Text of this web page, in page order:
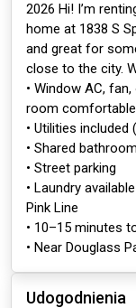
2026 Hi! I’m
home at 1838 S
and great for
close to the city.
• Window AC,
room comfortable
• Utilities included
• Shared bathroom
• Street parking
• Laundry
Pink Line
• 10–15 minutes
• Near Douglass
Udogodnienia